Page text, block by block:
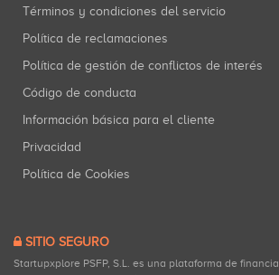
Términos y condiciones del servicio
Política de reclamaciones
Política de gestión de conflictos de interés
Código de conducta
Información básica para el cliente
Privacidad
Política de Cookies
SITIO SEGURO
Startupxplore PSFP, S.L. es una plataforma de